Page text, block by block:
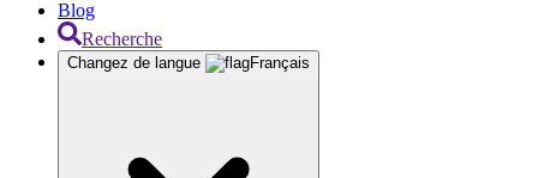
Blog
Recherche
Changez de langue Français